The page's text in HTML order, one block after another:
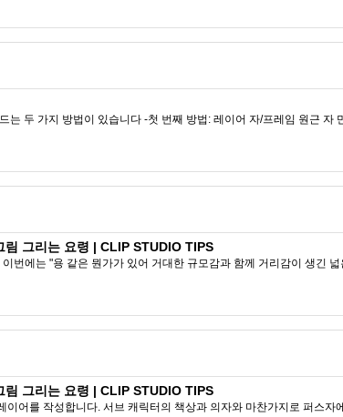
두 가지 방법이 있습니다 -첫 번째 방법: 레이어 자/프레임 원근 자
그리는 요령 | CLIP STUDIO TIPS
번에는 "용 같은 뭔가가 있어 거대한 규모감과 함께 거리감이 생긴 넓
그리는 요령 | CLIP STUDIO TIPS
어를 작성합니다. 서브 캐릭터의 책상과 의자와 마찬가지로 퍼스자